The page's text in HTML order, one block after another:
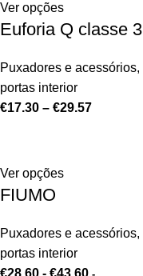
Ver opções
Euforia Q classe 3
Puxadores e acessórios,
portas interior
€17.30 – €29.57
Ver opções
FIUMO
Puxadores e acessórios,
portas interior
€28.60 - €43.60